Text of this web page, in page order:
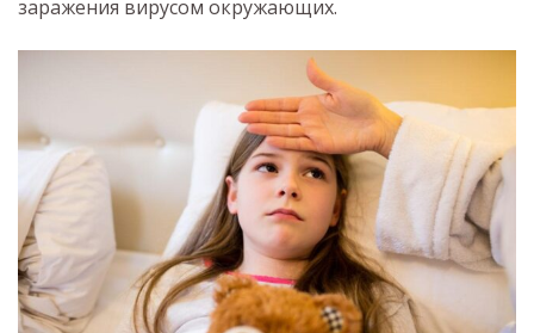
заражения вирусом окружающих.